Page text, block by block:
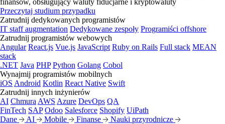
finansów, obsługujący waluty fiducjarne i kryptowaluty
Przeczytaj studium przypadku
Zatrudnij dedykowanych programistów
IT staff augmentation Dedykowane zespoły Programiści offshore
Zatrudnij programistów webowych
Angular React.js Vue.js JavaScript Ruby on Rails Full stack MEAN
stack
.NET Java PHP Python Golang Cobol
Wynajmij programistów mobilnych
iOS Android Kotlin React Native Swift
Zatrudnij innych inżynierów
AI Chmura AWS Azure DevOps QA
FinTech SAP Odoo Salesforce Shopify UiPath
Dane
AI Mobile Finanse Nauki przyrodnicze